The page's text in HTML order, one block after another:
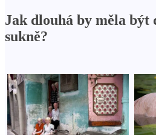
Jak dlouhá by měla být
sukně?